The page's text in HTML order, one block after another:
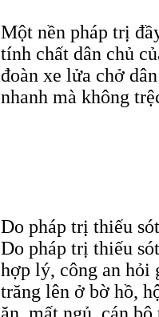
Một nền pháp trị
tính chất dân chủ
đoàn xe lửa chở
nhanh mà không
Do pháp trị thiếu
Do pháp trị thiếu
hợp lý, công an hỏi
trăng lên ở bờ hồ,